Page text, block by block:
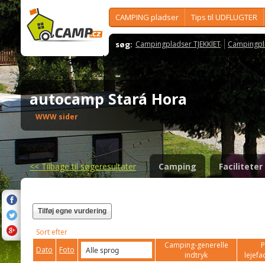
CAMPING pladser Tips til UDFLUGTER
søg: Campingpladser TJEKKIET
autocamp Stará Hora
WWW sider
<<Tilbage til søgeresultater Camping Faciliteter
Tilføj egne vurdering
Sort efter
Dato
Foto
Camping-generelle
indtryk